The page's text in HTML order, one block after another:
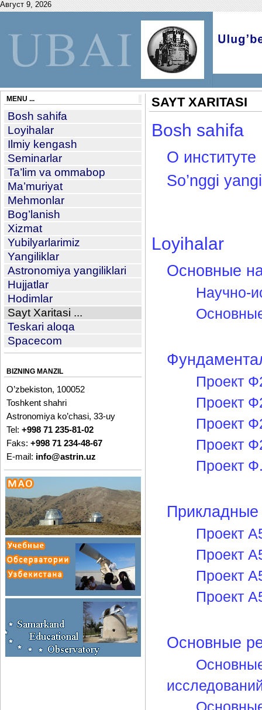
Август 9, 2026
MENU ...
Bosh sahifa
Loyihalar
Ilmiy kengash
Seminarlar
Ta’lim va ommabop
Ma’muriyat
Mehmonlar
Bog’lanish
Xizmat
Yubilyarlarimiz
Yangiliklar
Astronomiya yangiliklari
Hujjatlar
Hodimlar
Sayt Xaritasi ...
Teskari aloqa
Spacecom
BIZNING MANZIL
O’zbekiston, 100052
Toshkent shahri
Astronomiya ko’chasi, 33-uy
Tel: +998 71 235-81-02
Faks: +998 71 234-48-67
E-mail: info@astrin.uz
SAYT XARITASI
Bosh sahifa
О институте
So’nggi
Loyihalar
Основные
Научно-
Проект
Проект
Проект
Проект
Проект
Прикладные
Проект
Проект
Проект
Проект
Основные